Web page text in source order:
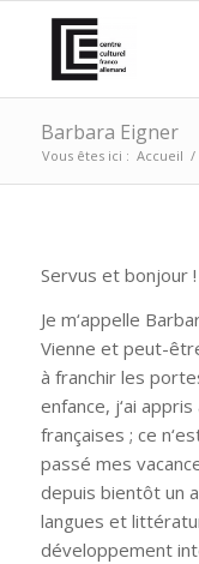
Barbara Eigner
Vous êtes ici : Accueil /
Servus et bonjour !
Je m‘appelle
Vienne et peut-
à franchir les
enfance, j‘ai
françaises ; ce
passé mes
depuis bientôt un
langues et
développement